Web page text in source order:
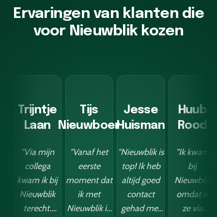
Ervaringen van klanten die
voor Nieuwblik kozen
Trijntje
Laan
"Via mijn
collega
kwam ik bij
Nieuwblik
terecht.
Tijs
Nieuwboer
"Vanaf het
eerste
moment dat
ik met
Nieuwblik in
Jesse
Huisman
"Nieuwblik is
top! Ik heb
altijd goed
contact
gehad met
Huub
Rood
"Ik kwam
bij
Nieuwblik
omdat ik
ze via